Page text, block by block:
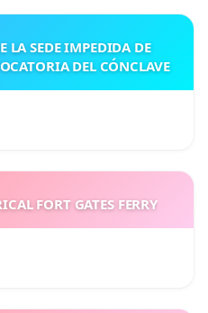
LA SEDE IMPEDIDA DE
DEL CÓNCLAVE
FORT GATES FERRY